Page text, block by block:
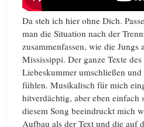
Da steh ich hier ohne Dich.
man die Situation nach der
zusammenfassen, wie die Jungs
Mississippi. Der ganze Texte
Liebeskummer umschließen
fühlen. Musikalisch für mich
hitverdächtig, aber eben einfach
diesem Song beeindruckt mich
Aufbau als der Text und die auf